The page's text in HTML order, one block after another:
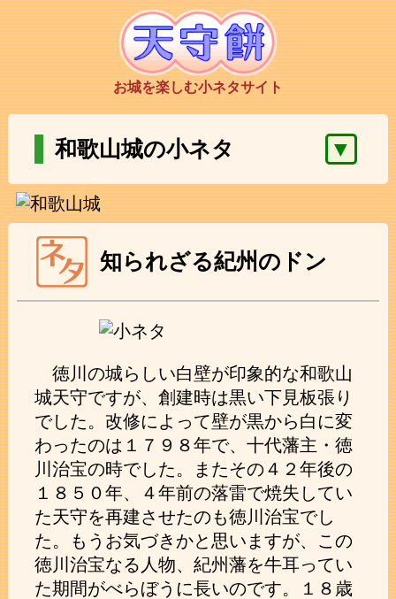
お城を楽しむ小ネタサイト
和歌山城の小ネタ ▼
知られざる紀州のドン
徳川の城らしい白壁が印象的な和歌山
城天守ですが、創建時は黒い下見板張り
でした。改修によって壁が黒から白に変
わったのは１７９８年で、十代藩主・徳
川治宝の時でした。またその４２年後の
１８５０年、４年前の落雷で焼失してい
た天守を再建させたのも徳川治宝でし
た。もうお気づきかと思いますが、この
徳川治宝なる人物、紀州藩を牛耳ってい
た期間がべらぼうに長いのです。１８歳